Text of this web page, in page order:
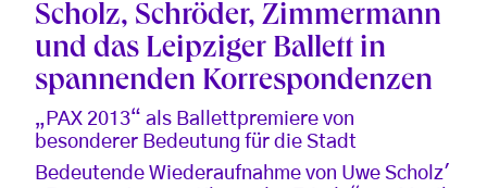
Scholz, Schröder, Zimmermann
und das Leipziger Ballett in
spannenden Korrespondenzen
„PAX 2013“ als Ballettpremiere von
besonderer Bedeutung für die Stadt
Bedeutende Wiederaufnahme von Uwe Scholz'